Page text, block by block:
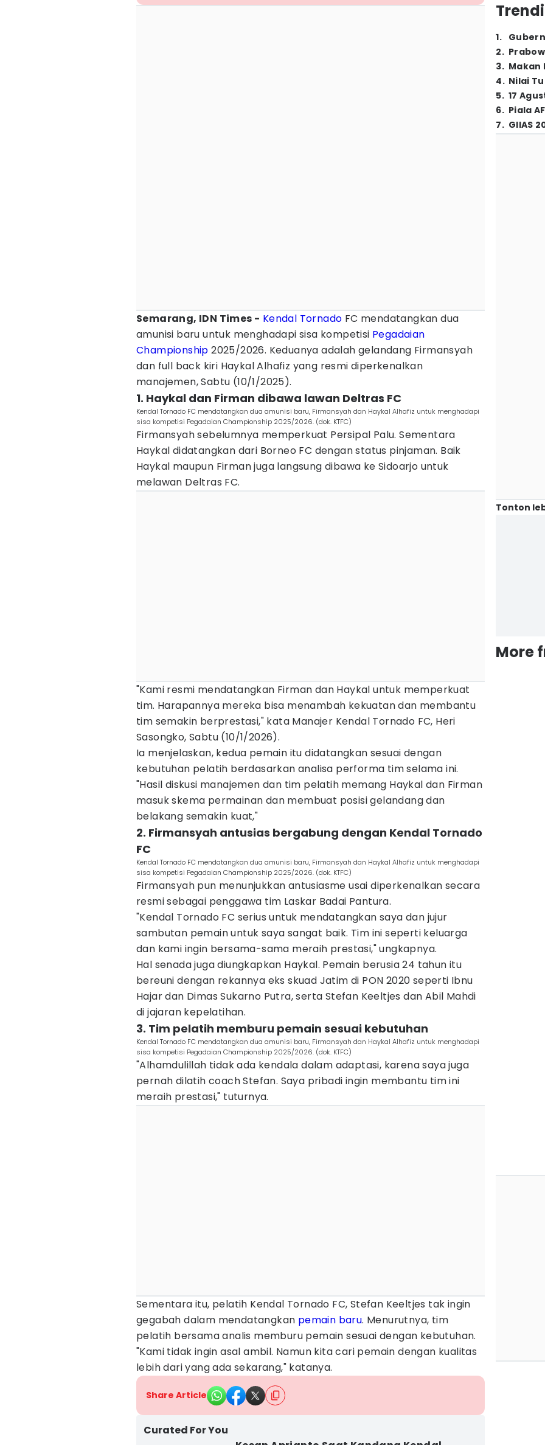
Semarang, IDN Times - Kendal Tornado FC mendatangkan dua
amunisi baru untuk menghadapi sisa kompetisi Pegadaian
Championship 2025/2026. Keduanya adalah gelandang Firmansyah
dan full back kiri Haykal Alhafiz yang resmi diperkenalkan
manajemen, Sabtu (10/1/2025).
1. Haykal dan Firman dibawa lawan Deltras FC
Kendal Tornado FC mendatangkan dua amunisi baru, Firmansyah dan Haykal Alhafiz untuk menghadapi
sisa kompetisi Pegadaian Championship 2025/2026. (dok. KTFC)
Firmansyah sebelumnya memperkuat Persipal Palu. Sementara
Haykal didatangkan dari Borneo FC dengan status pinjaman. Baik
Haykal maupun Firman juga langsung dibawa ke Sidoarjo untuk
melawan Deltras FC.
"Kami resmi mendatangkan Firman dan Haykal untuk memperkuat
tim. Harapannya mereka bisa menambah kekuatan dan membantu
tim semakin berprestasi," kata Manajer Kendal Tornado FC, Heri
Sasongko, Sabtu (10/1/2026).
Ia menjelaskan, kedua pemain itu didatangkan sesuai dengan
kebutuhan pelatih berdasarkan analisa performa tim selama ini.
"Hasil diskusi manajemen dan tim pelatih memang Haykal dan Firman
masuk skema permainan dan membuat posisi gelandang dan
belakang semakin kuat,"
2. Firmansyah antusias bergabung dengan Kendal Tornado
FC
Kendal Tornado FC mendatangkan dua amunisi baru, Firmansyah dan Haykal Alhafiz untuk menghadapi
sisa kompetisi Pegadaian Championship 2025/2026. (dok. KTFC)
Firmansyah pun menunjukkan antusiasme usai diperkenalkan secara
resmi sebagai penggawa tim Laskar Badai Pantura.
"Kendal Tornado FC serius untuk mendatangkan saya dan jujur
sambutan pemain untuk saya sangat baik. Tim ini seperti keluarga
dan kami ingin bersama-sama meraih prestasi," ungkapnya.
Hal senada juga diungkapkan Haykal. Pemain berusia 24 tahun itu
bereuni dengan rekannya eks skuad Jatim di PON 2020 seperti Ibnu
Hajar dan Dimas Sukarno Putra, serta Stefan Keeltjes dan Abil Mahdi
di jajaran kepelatihan.
3. Tim pelatih memburu pemain sesuai kebutuhan
Kendal Tornado FC mendatangkan dua amunisi baru, Firmansyah dan Haykal Alhafiz untuk menghadapi
sisa kompetisi Pegadaian Championship 2025/2026. (dok. KTFC)
"Alhamdulillah tidak ada kendala dalam adaptasi, karena saya juga
pernah dilatih coach Stefan. Saya pribadi ingin membantu tim ini
meraih prestasi," tuturnya.
Sementara itu, pelatih Kendal Tornado FC, Stefan Keeltjes tak ingin
gegabah dalam mendatangkan pemain baru. Menurutnya, tim
pelatih bersama analis memburu pemain sesuai dengan kebutuhan.
"Kami tidak ingin asal ambil. Namun kita cari pemain dengan kualitas
lebih dari yang ada sekarang," katanya.
Share Article
Curated For You
1.
2.
3. Makan
4. Nilai
5. 17
6. Piala
7. GIIAS
Tonton
More